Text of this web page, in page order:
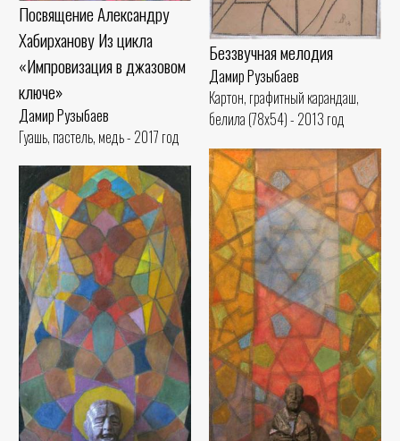
Беззвучная мелодия
Дамир Рузыбаев
Картон, графитный карандаш,
белила (78x54) - 2013 год
Посвящение Александру
Хабирханову Из цикла
«Импровизация в джазовом
ключе»
Дамир Рузыбаев
Гуашь, пастель, медь - 2017 год